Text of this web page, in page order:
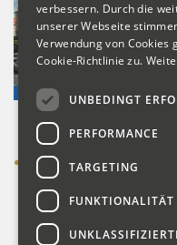
verbessern. Durch die
unserer Webseite
Verwendung von Cookies
Cookie-Richtlinie zu.
UNBEDINGT
PERFORMANCE
TARGETING
FUNKTIONALITÄT